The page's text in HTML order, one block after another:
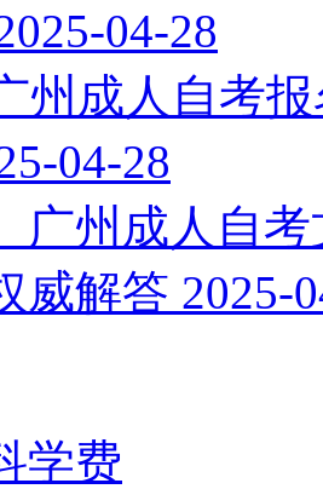
04-28
州成人自考
04-28
广州成人自
威解答 2025-
学费